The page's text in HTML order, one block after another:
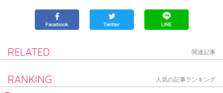
RELATED 関連記事
RANKING 人気の記事ランキング